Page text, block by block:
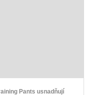
Pants usnadňují